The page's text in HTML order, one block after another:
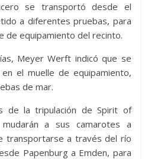
se transportó desde el
a diferentes pruebas, para
de equipamiento del recinto.
Meyer Werft indicó que se
el muelle de equipamiento,
de mar.
de la tripulación de Spirit of
a sus camarotes a
transportarse a través del río
Papenburg a Emden, para